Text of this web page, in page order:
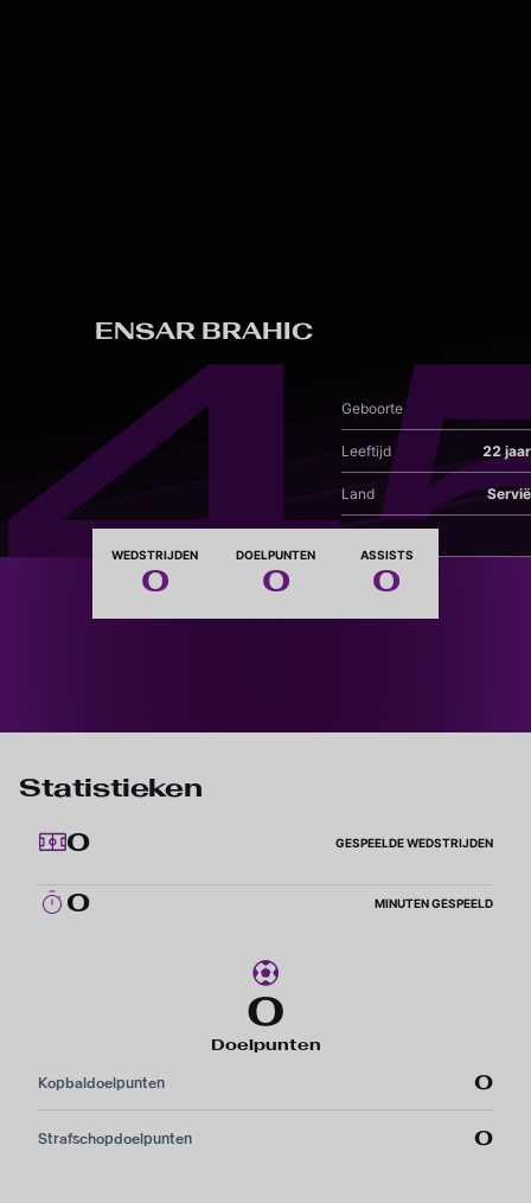
ENSAR BRAHIC
Geboorte
Leeftijd 22 jaar
Land Servië
WEDSTRIJDEN
0
DOELPUNTEN
0
ASSISTS
0
Statistieken
0
GESPEELDE WEDSTRIJDEN
0 MINUTEN GESPEELD
0
Doelpunten
Kopbaldoelpunten 0
Strafschopdoelpunten 0